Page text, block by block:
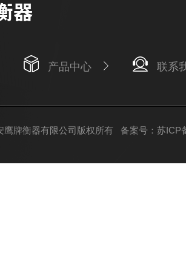
产品中心 联系
鹰牌衡器有限公司版权所有 备案号：苏ICP